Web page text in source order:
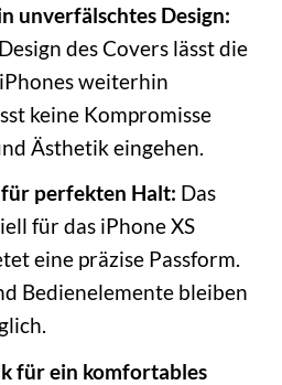
unverfälschtes Design:
des Covers lässt die
weiterhin
keine Kompromisse
Ästhetik eingehen.
für perfekten Halt: Das
für das iPhone XS
eine präzise Passform.
Bedienelemente bleiben
für ein komfortables